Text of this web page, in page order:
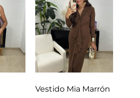
Vestido Mia Marrón